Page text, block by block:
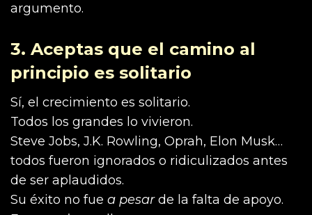
argumento.
3. Aceptas que el camino al
principio es solitario
Sí, el crecimiento es solitario.
Todos los grandes lo vivieron.
Steve Jobs, J.K. Rowling, Oprah, Elon Musk…
todos fueron ignorados o ridiculizados antes
de ser aplaudidos.
Su éxito no fue a pesarde la falta de apoyo.